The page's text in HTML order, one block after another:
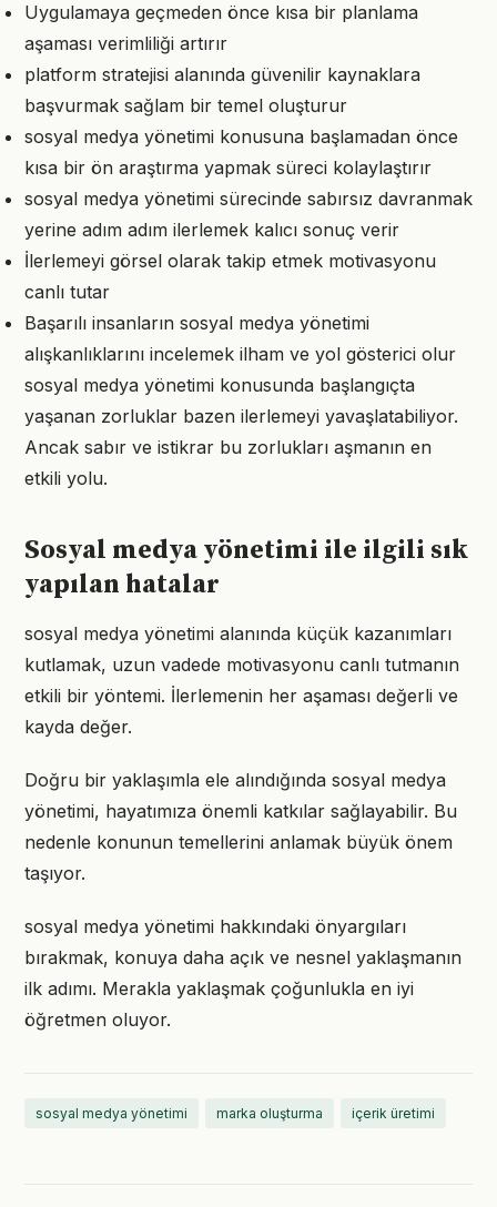
Uygulamaya geçmeden önce kısa bir planlama
aşaması verimliliği artırır
platform stratejisi alanında güvenilir kaynaklara
başvurmak sağlam bir temel oluşturur
sosyal medya yönetimi konusuna başlamadan önce
kısa bir ön araştırma yapmak süreci kolaylaştırır
sosyal medya yönetimi sürecinde sabırsız davranmak
yerine adım adım ilerlemek kalıcı sonuç verir
İlerlemeyi görsel olarak takip etmek motivasyonu
canlı tutar
Başarılı insanların sosyal medya yönetimi
alışkanlıklarını incelemek ilham ve yol gösterici olur
sosyal medya yönetimi konusunda başlangıçta
yaşanan zorluklar bazen ilerlemeyi yavaşlatabiliyor.
Ancak sabır ve istikrar bu zorlukları aşmanın en
etkili yolu.
Sosyal medya yönetimi ile ilgili sık
yapılan hatalar
sosyal medya yönetimi alanında küçük kazanımları
kutlamak, uzun vadede motivasyonu canlı tutmanın
etkili bir yöntemi. İlerlemenin her aşaması değerli ve
kayda değer.
Doğru bir yaklaşımla ele alındığında sosyal medya
yönetimi, hayatımıza önemli katkılar sağlayabilir. Bu
nedenle konunun temellerini anlamak büyük önem
taşıyor.
sosyal medya yönetimi hakkındaki önyargıları
bırakmak, konuya daha açık ve nesnel yaklaşmanın
ilk adımı. Merakla yaklaşmak çoğunlukla en iyi
öğretmen oluyor.
sosyal medya yönetimi marka oluşturma içerik üretimi